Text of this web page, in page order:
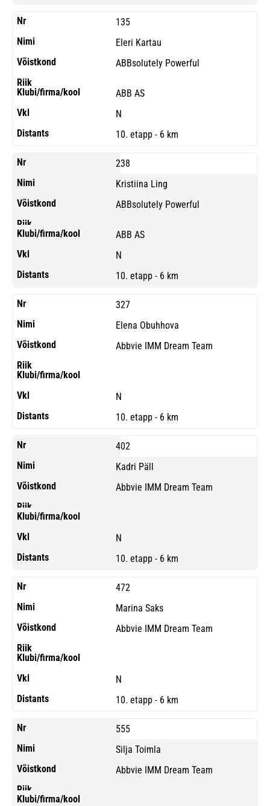
135
Eleri Kartau
ABBsolutely Powerful
ABB AS
N
10. etapp - 6 km
238
Kristiina Ling
ABBsolutely Powerful
ABB AS
N
10. etapp - 6 km
327
Elena Obuhhova
Abbvie IMM Dream Team
N
10. etapp - 6 km
402
Kadri Päll
Abbvie IMM Dream Team
N
10. etapp - 6 km
472
Marina Saks
Abbvie IMM Dream Team
N
10. etapp - 6 km
555
Silja Toimla
Abbvie IMM Dream Team